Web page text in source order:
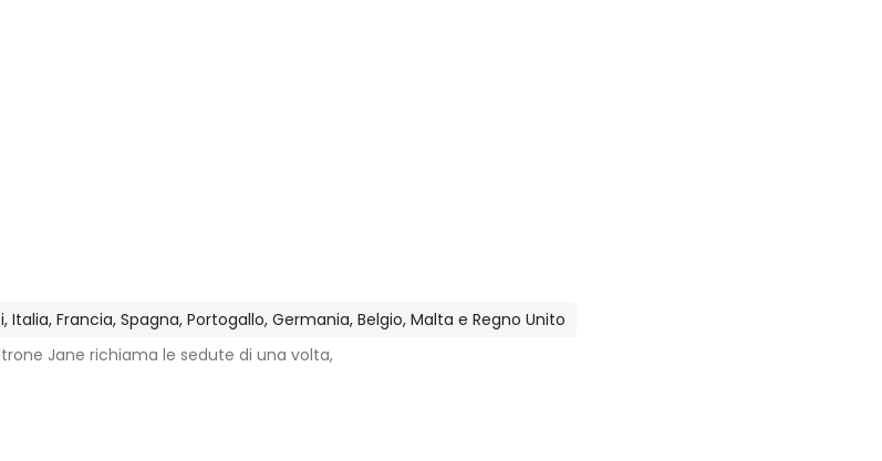
Francia, Spagna, Portogallo, Germania, Belgio, Malta e Regno Unito
Jane richiama le sedute di una volta,